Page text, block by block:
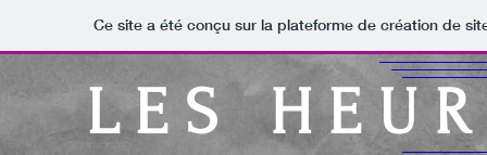
Ce site a été conçu sur la plateforme de création de
L E S H E U